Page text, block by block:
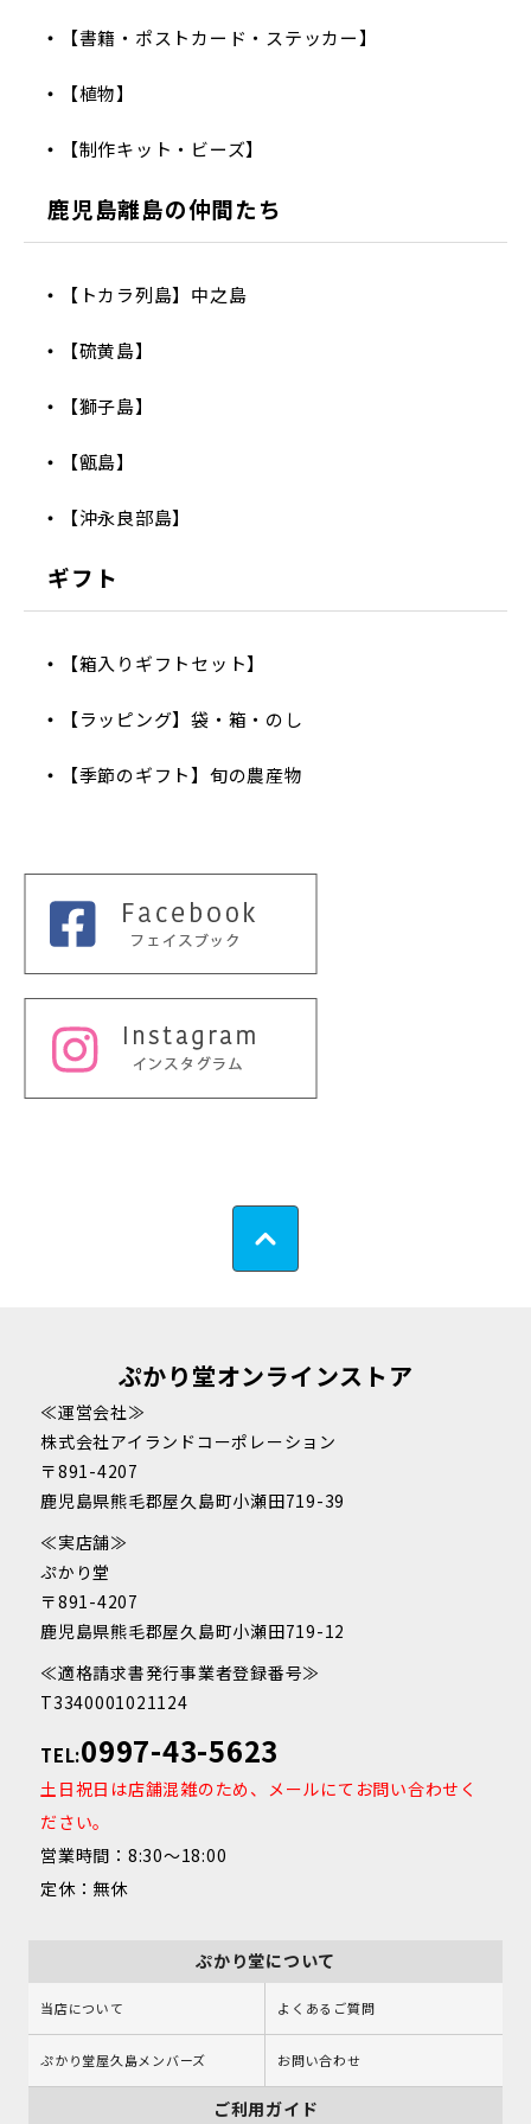
【書籍・ポストカード・ステッカー】
【植物】
【制作キット・ビーズ】
鹿児島離島の仲間たち
【トカラ列島】中之島
【硫黄島】
【獅子島】
【甑島】
【沖永良部島】
ギフト
【箱入りギフトセット】
【ラッピング】袋・箱・のし
【季節のギフト】旬の農産物
ぷかり堂オンラインストア
≪運営会社≫
株式会社アイランドコーポレーション
〒891-4207
鹿児島県熊毛郡屋久島町小瀬田719-39
≪実店舗≫
ぷかり堂
〒891-4207
鹿児島県熊毛郡屋久島町小瀬田719-12
≪適格請求書発行事業者登録番号≫
T3340001021124
TEL:0997-43-5623
土日祝日は店舗混雑のため、メールにてお問い合わせく
ださい。
営業時間：8:30～18:00
定休：無休
ぷかり堂について
当店について よくあるご質問
ぷかり堂屋久島メンバーズ お問い合わせ
ご利用ガイド